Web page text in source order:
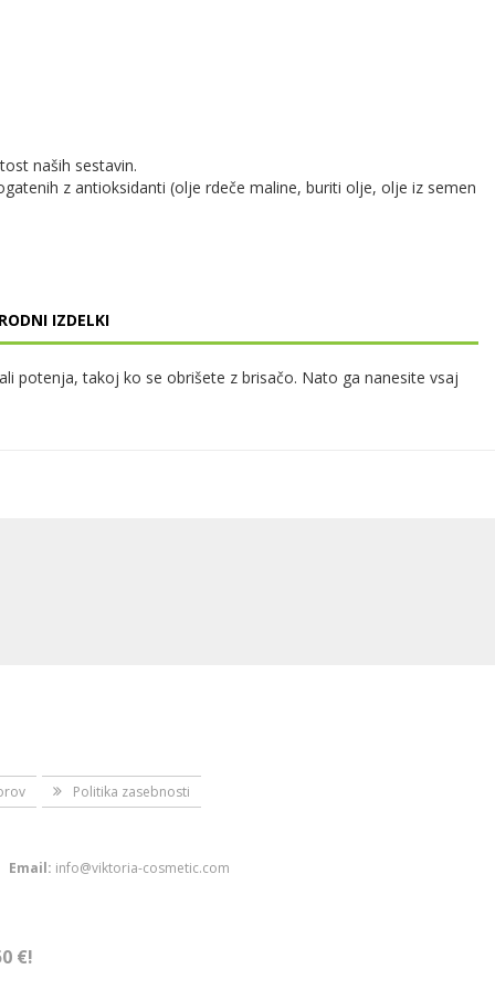
naših sestavin.
z antioksidanti (olje rdeče maline, buriti olje, olje iz semen
IZDELKI
potenja, takoj ko se obrišete z brisačo. Nato ga nanesite vsaj
Politika zasebnosti
Email: info@viktoria-cosmetic.com
€!